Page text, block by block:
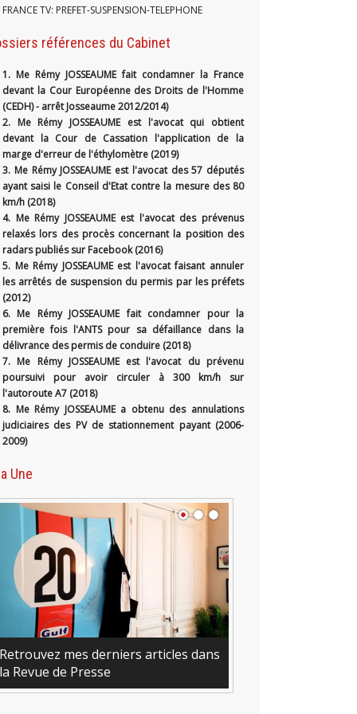
FRANCE TV: PREFET-SUSPENSION-TELEPHONE
références du Cabinet
1. Me Rémy JOSSEAUME fait condamner la France
devant la Cour Européenne des Droits de l'Homme
(CEDH) - arrêt Josseaume 2012/2014)
2. Me Rémy JOSSEAUME est l'avocat qui obtient
devant la Cour de Cassation l'application de la
marge d'erreur de l'éthylomètre (2019)
3. Me Rémy JOSSEAUME est l'avocat des 57 députés
ayant saisi le Conseil d'Etat contre la mesure des 80
km/h (2018)
4. Me Rémy JOSSEAUME est l'avocat des prévenus
relaxés lors des procès concernant la position des
radars publiés sur Facebook (2016)
5. Me Rémy JOSSEAUME est l'avocat faisant annuler
les arrêtés de suspension du permis par les préfets
(2012)
6. Me Rémy JOSSEAUME fait condamner pour la
première fois l'ANTS pour sa défaillance dans la
délivrance des permis de conduire (2018)
7. Me Rémy JOSSEAUME est l'avocat du prévenu
poursuivi pour avoir circuler à 300 km/h sur
l'autoroute A7 (2018)
8. Me Rémy JOSSEAUME a obtenu des annulations
judiciaires des PV de stationnement payant (2006-
2009)
Une
mes derniers articles dans
Revue de Presse